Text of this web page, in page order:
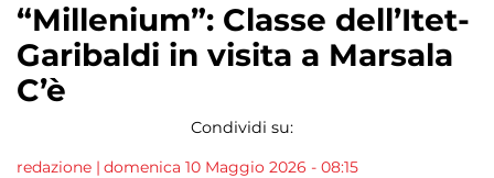
“Millenium”: Classe dell’Itet-
Garibaldi in visita a Marsala
C’è
Condividi su:
redazione | domenica 10 Maggio 2026 - 08:15